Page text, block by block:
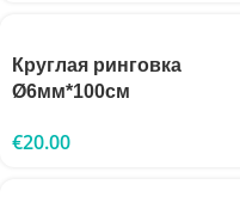
Круглая ринговка
Ø6мм*100см
€20.00